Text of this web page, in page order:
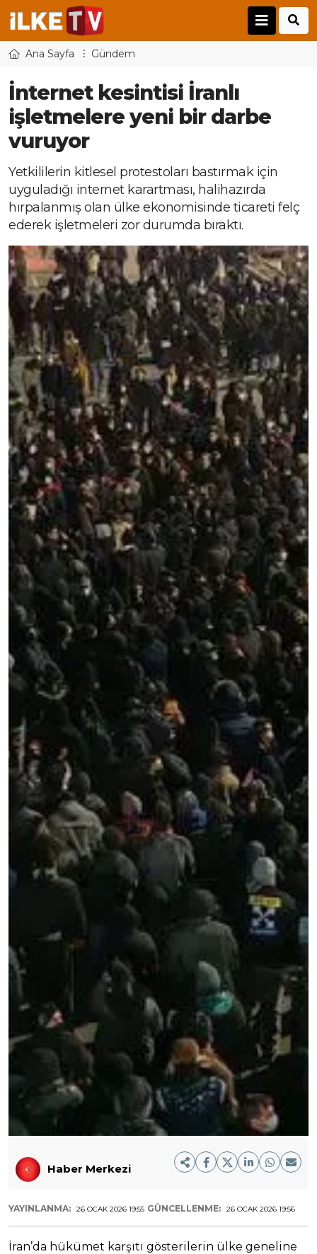
Ana Sayfa Gündem
İnternet kesintisi İranlı
işletmelere yeni bir darbe
vuruyor
Yetkililerin kitlesel protestoları bastırmak için
uyguladığı internet karartması, halihazırda
hırpalanmış olan ülke ekonomisinde ticareti felç
ederek işletmeleri zor durumda bıraktı.
Haber Merkezi
YAYINLANMA: 26 OCAK 2026 19:55 GÜNCELLENME: 26 OCAK 2026 19:56
İran’da hükümet karşıtı gösterilerin ülke geneline